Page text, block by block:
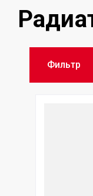
Фильтр